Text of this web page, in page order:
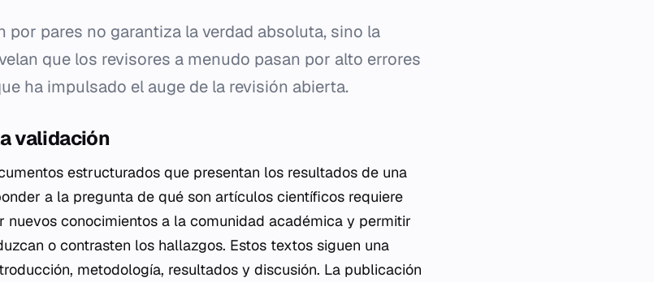
por pares no garantiza la verdad absoluta, sino la
que los revisores a menudo pasan por alto errores
ha impulsado el auge de la revisión abierta.
validación
estructurados que presentan los resultados de una
a la pregunta de qué son artículos científicos requiere
nuevos conocimientos a la comunidad académica y permitir
o contrasten los hallazgos. Estos textos siguen una
metodología, resultados y discusión. La publicación